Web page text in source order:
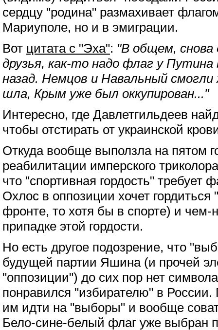
сердцу "родина" размахивает
Мариуполе, но и в эмиграции.
Вот цитата с "Эха": "В общем,
друзья, как-то надо флаг у
назад. Немцов и Навальный смогли
шла, Крым уже был оккупирован..."
Интересно, где Давлетгильдеев
чтобы отстирать от украинской
Откуда вообще выползла на пятом
реабилитации имперского
что "спортивная гордость" требует
Охлос в оппозиции хочет
фронте, то хотя бы в спорте) и чем-
припадке этой гордости.
Но есть другое подозрение, что
будущей партии Яшина (и прочей
"оппозиции") до сих пор нет
понравился "избирателю" в России.
им идти на "выборы" и вообще
Бело-сине-белый флаг уже выбран